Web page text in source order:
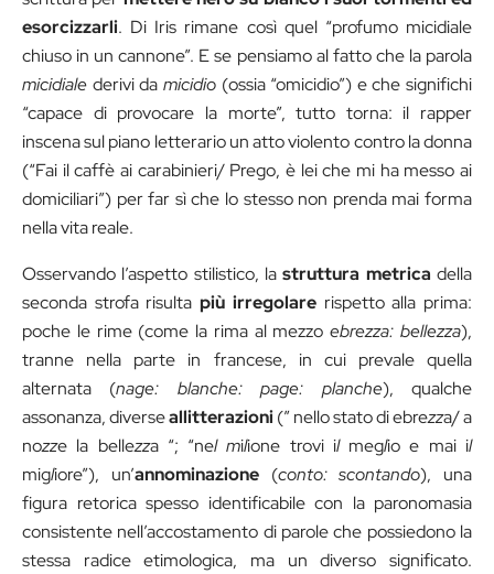
esorcizzarli. Di Iris rimane così quel “profumo micidiale
chiuso in un cannone”. E se pensiamo al fatto che la parola
micidiale derivi da micidio(ossia “omicidio”) e che significhi
“capace di provocare la morte”, tutto torna: il rapper
inscena sul piano letterario un atto violento contro la donna
(“Fai il caffè ai carabinieri/ Prego, è lei che mi ha messo ai
domiciliari”) per far sì che lo stesso non prenda mai forma
nella vita reale.
Osservando l’aspetto stilistico, lastruttura metrica della
seconda strofa risultapiù irregolarerispetto alla prima:
poche le rime (come la rima al mezzoebrezza: bellezza),
tranne nella parte in francese, in cui prevale quella
alternata (nage: blanche: page: planche), qualche
assonanza, diverseallitterazioni(” nello stato di ebrezza/ a
nozze la bellezza “; “nel milione trovi ilmeglio e mai il
migliore”), un’annominazione(conto: scontando), una
figura retorica spesso identificabile con la paronomasia
consistente nell’accostamento di parole che possiedono la
stessa radice etimologica, ma un diverso significato.